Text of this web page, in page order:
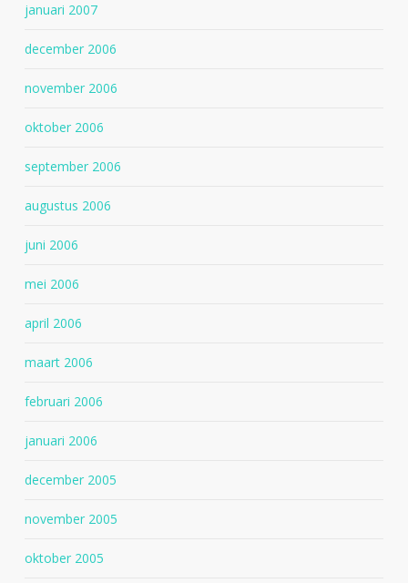
januari 2007
december 2006
november 2006
oktober 2006
september 2006
augustus 2006
juni 2006
mei 2006
april 2006
maart 2006
februari 2006
januari 2006
december 2005
november 2005
oktober 2005